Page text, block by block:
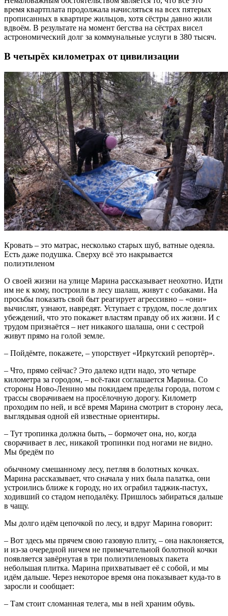
время квартплата продолжала начисляться на всех пятерых
прописанных в квартире жильцов, хотя сёстры давно жили
вдвоём. В результате на момент бегства на сёстрах висел
астрономический долг за коммунальные услуги в 380 тысяч.
В четырёх километрах от цивилизации
Кровать – это матрас, несколько старых шуб, ватные одеяла.
Есть даже подушка. Сверху всё это накрывается
полиэтиленом
О своей жизни на улице Марина рассказывает неохотно. Идти
им не к кому, построили в лесу шалаш, живут с собаками. На
просьбы показать свой быт реагирует агрессивно – «они»
вычислят, узнают, навредят. Уступает с трудом, после долгих
убеждений, что это покажет властям правду об их жизни. И с
трудом признаётся – нет никакого шалаша, они с сестрой
живут прямо на голой земле.
– Пойдёмте, покажете, – упорствует «Иркутский репортёр».
– Что, прямо сейчас? Это далеко идти надо, это четыре
километра за городом, – всё-таки соглашается Марина. Со
стороны Ново-Ленино мы покидаем пределы города, потом с
трассы сворачиваем на просёлочную дорогу. Километр
проходим по ней, и всё время Марина смотрит в сторону леса,
выглядывая одной ей известные ориентиры.
– Тут тропинка должна быть, – бормочет она, но, когда
сворачивает в лес, никакой тропинки под ногами не видно.
Мы бредём по
обычному смешанному лесу, петляя в болотных кочках.
Марина рассказывает, что сначала у них была палатка, они
устроились ближе к городу, но их ограбил таджик-пастух,
ходивший со стадом неподалёку. Пришлось забираться дальше
в чащу.
Мы долго идём цепочкой по лесу, и вдруг Марина говорит:
– Вот здесь мы прячем свою газовую плиту, – она наклоняется,
и из-за очередной ничем не примечательной болотной кочки
появляется завёрнутая в три полиэтиленовых пакета
небольшая плитка. Марина прихватывает её с собой, и мы
идём дальше. Через некоторое время она показывает куда-то в
заросли и сообщает:
– Там стоит сломанная телега, мы в ней храним обувь.